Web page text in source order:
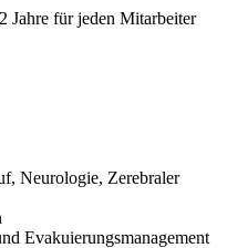
Jahre für jeden Mitarbeiter
Neurologie, Zerebraler
Evakuierungsmanagement